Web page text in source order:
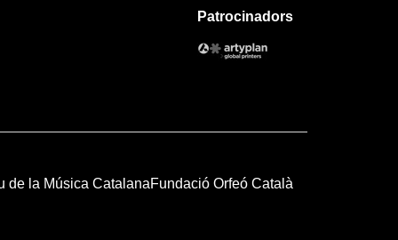
Patrocinadors
de la Música CatalanaFundació Orfeó Català